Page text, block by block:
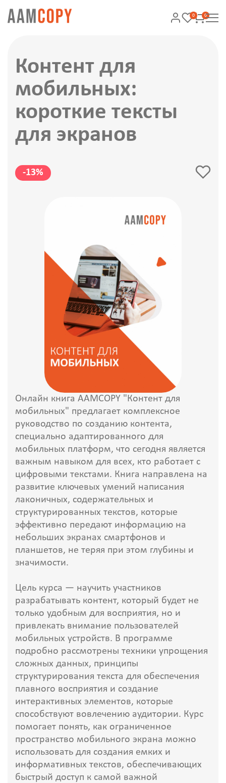
0 0
Контент для
мобильных:
короткие тексты
для экранов
-13%
Онлайн книга AAMCOPY "Контент для
мобильных" предлагает комплексное
руководство по созданию контента,
специально адаптированного для
мобильных платформ, что сегодня является
важным навыком для всех, кто работает с
цифровыми текстами. Книга направлена на
развитие ключевых умений написания
лаконичных, содержательных и
структурированных текстов, которые
эффективно передают информацию на
небольших экранах смартфонов и
планшетов, не теряя при этом глубины и
значимости.
Цель курса — научить участников
разрабатывать контент, который будет не
только удобным для восприятия, но и
привлекать внимание пользователей
мобильных устройств. В программе
подробно рассмотрены техники упрощения
сложных данных, принципы
структурирования текста для обеспечения
плавного восприятия и создание
интерактивных элементов, которые
способствуют вовлечению аудитории. Курс
помогает понять, как ограниченное
пространство мобильного экрана можно
использовать для создания емких и
информативных текстов, обеспечивающих
быстрый доступ к самой важной